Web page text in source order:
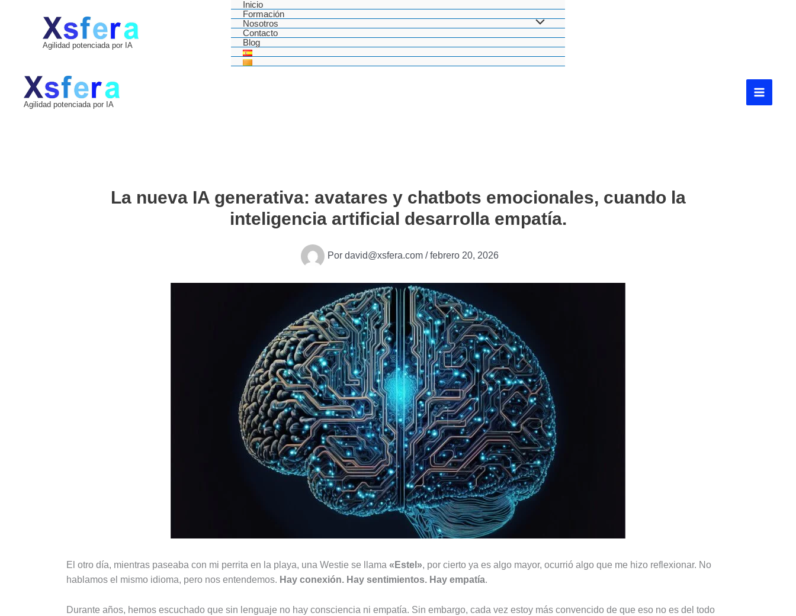
Agilidad potenciada por IA
Inicio
Formación
Nosotros
Contacto
Blog
Agilidad potenciada por IA
La nueva IA generativa: avatares y chatbots emocionales, cuando la
inteligencia artificial desarrolla empatía.
Por david@xsfera.com /febrero 20, 2026
El otro día, mientras paseaba con mi perrita en la playa, una Westie se llama «Estel», por cierto ya es algo mayor, ocurrió algo que me hizo reflexionar. No
hablamos el mismo idioma, pero nos entendemos. Hay conexión. Hay sentimientos. Hay empatía.
Durante años, hemos escuchado que sin lenguaje no hay consciencia ni empatía. Sin embargo, cada vez estoy más convencido de que eso no es del todo